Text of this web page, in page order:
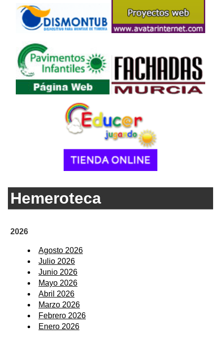
Hemeroteca
2026
Agosto 2026
Julio 2026
Junio 2026
Mayo 2026
Abril 2026
Marzo 2026
Febrero 2026
Enero 2026